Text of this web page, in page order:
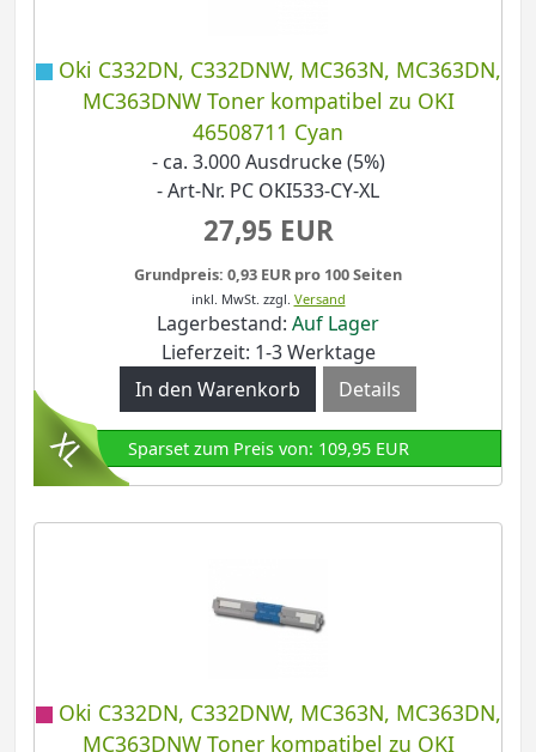
Oki C332DN, C332DNW, MC363N, MC363DN,
MC363DNW Toner kompatibel zu OKI
46508711 Cyan
- ca. 3.000 Ausdrucke (5%)
- Art-Nr. PC OKI533-CY-XL
27,95 EUR
Grundpreis: 0,93 EUR pro 100 Seiten
inkl. MwSt. zzgl. Versand
Lagerbestand: Auf Lager
Lieferzeit: 1-3 Werktage
Details
Sparset zum Preis von: 109,95 EUR
Oki C332DN, C332DNW, MC363N, MC363DN,
MC363DNW Toner kompatibel zu OKI